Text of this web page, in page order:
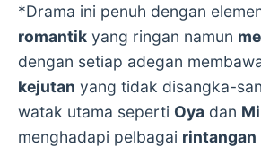
*Drama ini penuh dengan
romantik yang ringan namun
dengan setiap adegan
kejutan yang tidak disangka-
watak utama seperti Oya dan
menghadapi pelbagai rintangan